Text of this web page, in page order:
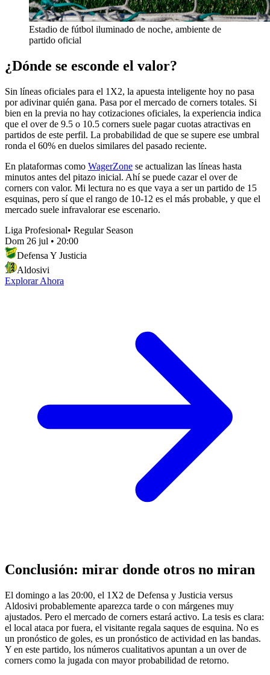
Estadio de fútbol iluminado de noche, ambiente de
partido oficial
¿Dónde se esconde el valor?
Sin líneas oficiales para el 1X2, la apuesta inteligente hoy no pasa
por adivinar quién gana. Pasa por el mercado de corners totales. Si
bien en la previa no hay cotizaciones oficiales, la experiencia indica
que el over de 9.5 o 10.5 corners suele pagar cuotas atractivas en
partidos de este perfil. La probabilidad de que se supere ese umbral
ronda el 60% en duelos similares del pasado reciente.
En plataformas como WagerZone se actualizan las líneas hasta
minutos antes del pitazo inicial. Ahí se puede cazar el over de
corners con valor. Mi lectura no es que vaya a ser un partido de 15
esquinas, pero sí que el rango de 10-12 es el más probable, y que el
mercado suele infravalorar ese escenario.
Liga Profesional• Regular Season
Dom 26 jul • 20:00
Defensa Y Justicia
Aldosivi
Explorar Ahora
Conclusión: mirar donde otros no miran
El domingo a las 20:00, el 1X2 de Defensa y Justicia versus
Aldosivi probablemente aparezca tarde o con márgenes muy
ajustados. Pero el mercado de corners estará activo. La tesis es clara:
el local ataca por fuera, el visitante regala saques de esquina. No es
un pronóstico de goles, es un pronóstico de actividad en las bandas.
Y en este partido, los números cualitativos apuntan a un over de
corners como la jugada con mayor probabilidad de retorno.